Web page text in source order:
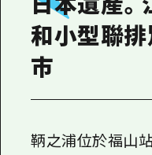
照片下
和小型聯
市
鞆之浦位於福山